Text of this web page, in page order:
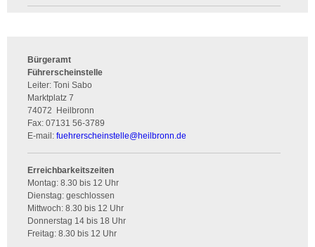
Bürgeramt
Führerscheinstelle
Leiter: Toni Sabo
Marktplatz 7
74072
Heilbronn
Fax: 07131 56-3789
E-mail: fuehrerscheinstelle@heilbronn.de
Erreichbarkeitszeiten
Montag: 8.30 bis 12 Uhr
Dienstag: geschlossen
Mittwoch: 8.30 bis 12 Uhr
Donnerstag 14 bis 18 Uhr
Freitag: 8.30 bis 12 Uhr